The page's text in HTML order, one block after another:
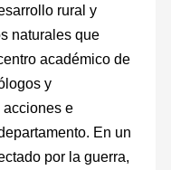
rural y
naturales que
académico de
y
e
En un
por la guerra,